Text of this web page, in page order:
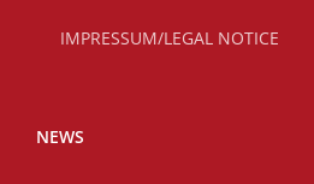
IMPRESSUM/LEGAL NOTICE
NEWS